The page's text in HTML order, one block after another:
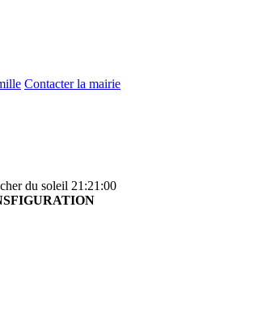
Contacter la mairie
du soleil 21:21:00